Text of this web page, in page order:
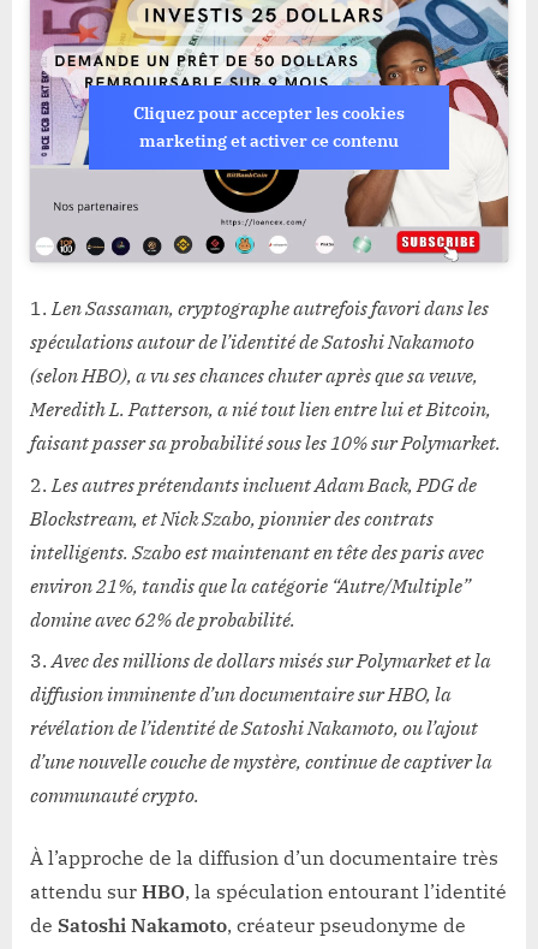
Cliquez pour accepter les cookies
marketing et activer ce contenu
Len Sassaman, cryptographe autrefois favori dans les
spéculations autour de l’identité de Satoshi Nakamoto
(selon HBO), a vu ses chances chuter après que sa veuve,
Meredith L. Patterson, a nié tout lien entre lui et Bitcoin,
faisant passer sa probabilité sous les 10% sur Polymarket.
Les autres prétendants incluent Adam Back, PDG de
Blockstream, et Nick Szabo, pionnier des contrats
intelligents. Szabo est maintenant en tête des paris avec
environ 21%, tandis que la catégorie “Autre/Multiple”
domine avec 62% de probabilité.
Avec des millions de dollars misés sur Polymarket et la
diffusion imminente d’un documentaire sur HBO, la
révélation de l’identité de Satoshi Nakamoto, ou l’ajout
d’une nouvelle couche de mystère, continue de captiver la
communauté crypto.
À l’approche de la diffusion d’un documentaire très
attendu sur HBO, la spéculation entourant l’identité
de Satoshi Nakamoto, créateur pseudonyme de